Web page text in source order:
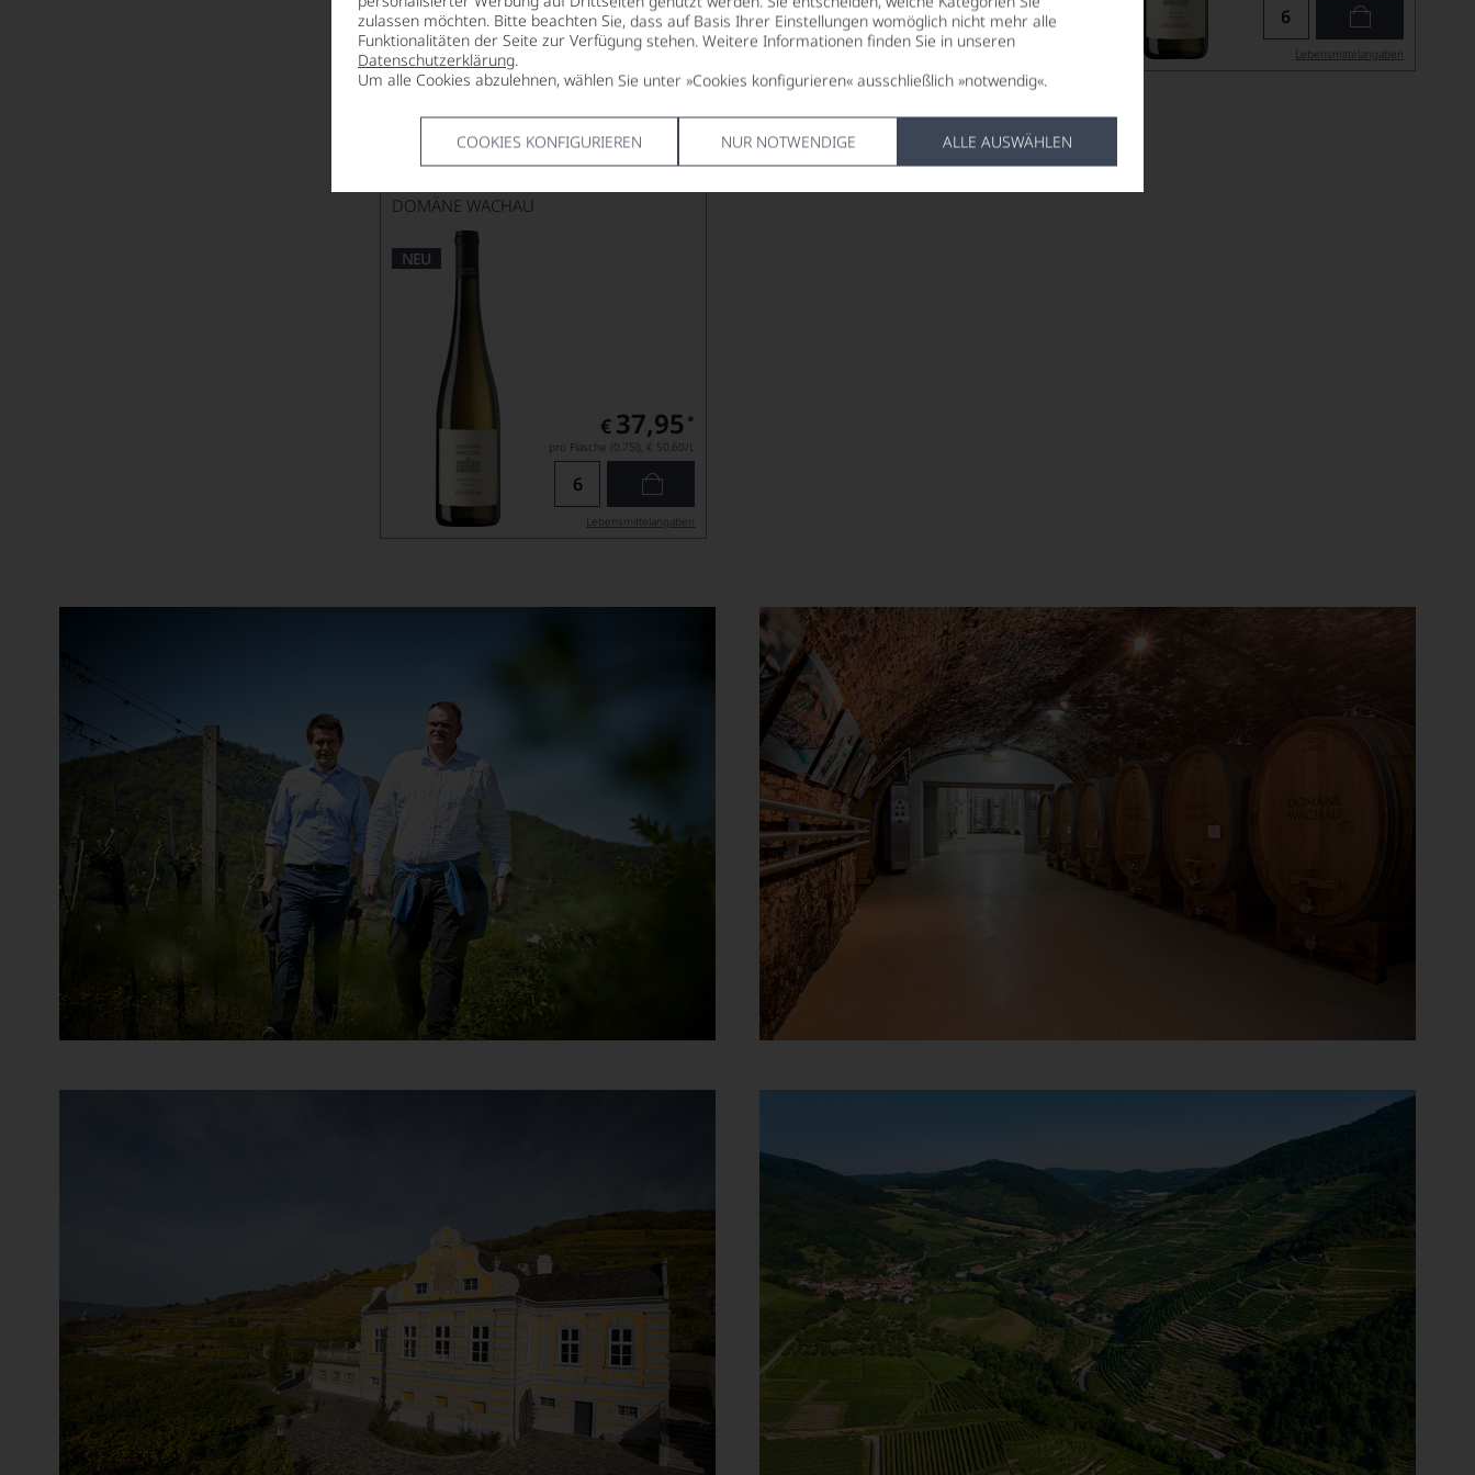
zulassen möchten. Bitte beachten Sie, dass auf Basis Ihrer Einstellungen womöglich nicht mehr alle
Funktionalitäten der Seite zur Verfügung stehen. Weitere Informationen finden Sie in unseren
Datenschutzerklärung.
Um alle Cookies abzulehnen, wählen Sie unter »Cookies konfigurieren« ausschließlich »notwendig«.
COOKIES KONFIGURIEREN NUR NOTWENDIGE ALLE AUSWÄHLEN
Béru
Bickel-Stumpf
Billard Rochepot
Billecart-Salmon
Binigrau Vins y Vinyes
Biondi Santi Jacopo
Biserno
Bisol de Siderio & Figli
Black Stallion Estate Winery
Bodega Jean Leon
Bodegas Marta Maté
Bodegas Voelos
Bodegas Ximénez-Spínola
Boekenhoutskloof
Bolla
Lebensmittel­angaben Lebensmittel­angaben
2024
Kellerberg Grüner Veltliner
Smaragd
DOMÄNE WACHAU
NEU
€ 37,95 *
pro Flasche (0.75l), € 50,60/L
Lebensmittel­angaben